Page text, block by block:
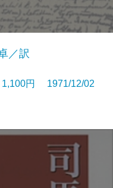
／訳
円 1971/12/02